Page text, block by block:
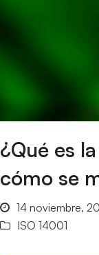
¿Qué es
cómo se
14 noviembre,
ISO 14001